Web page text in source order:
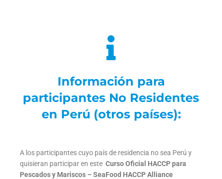
Información para
participantes No Residentes
en Perú (otros países):
A los participantes cuyo país de residencia no sea Perú y
quisieran participar en este Curso Oficial HACCP para
Pescados y Mariscos – SeaFood HACCP Alliance